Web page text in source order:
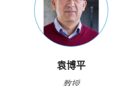
袁博平
教授